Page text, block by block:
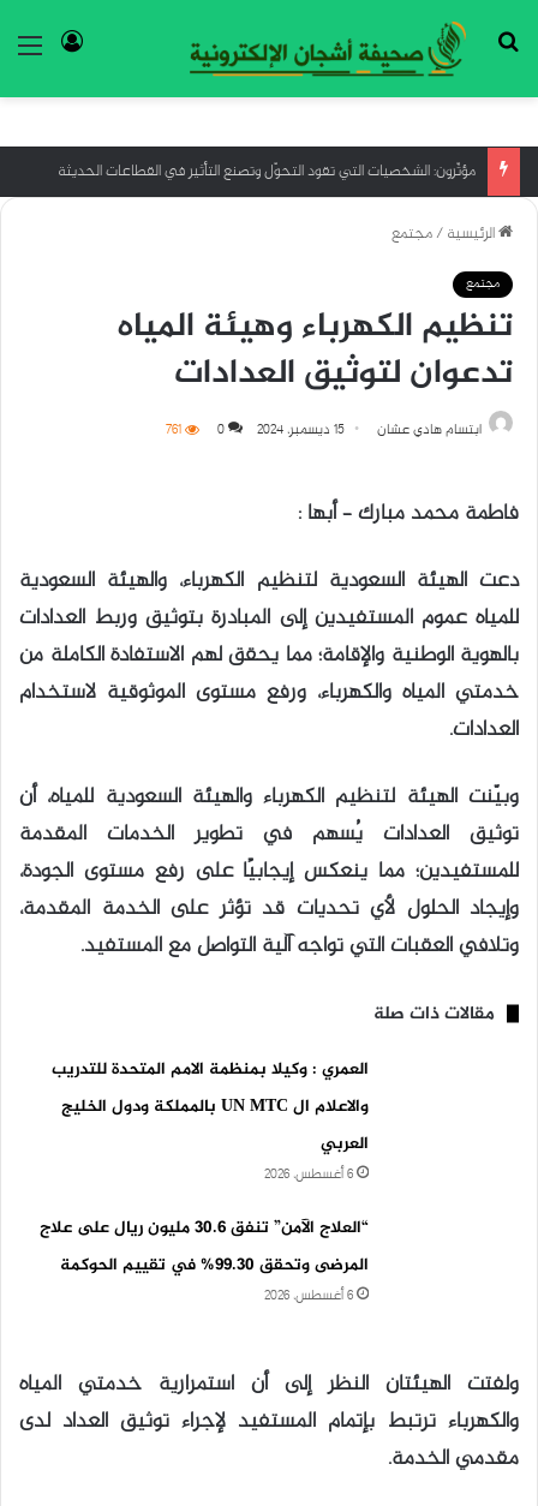
بحث عن
مؤثّرون: الشخصيات التي تقود التحوّل وتصنع التأثير في القطاعات الحديثة
الرئيسية/مجتمع
مجتمع
تنظيم الكهرباء وهيئة المياه
تدعوان لتوثيق العدادات
ابتسام هادي عشان 15 ديسمبر، 2024 0
761
فاطمة محمد مبارك – أبها :
دعت الهيئة السعودية لتنظيم الكهرباء، والهيئة السعودية
للمياه عموم المستفيدين إلى المبادرة بتوثيق وربط العدادات
بالهوية الوطنية والإقامة؛ مما يحقق لهم الاستفادة الكاملة من
خدمتي المياه والكهرباء، ورفع مستوى الموثوقية لاستخدام
العدادات.
وبيّنت الهيئة لتنظيم الكهرباء والهيئة السعودية للمياه، أن
توثيق العدادات يُسهم في تطوير الخدمات المقدمة
للمستفيدين؛ مما ينعكس إيجابيًا على رفع مستوى الجودة،
وإيجاد الحلول لأي تحديات قد تؤثر على الخدمة المقدمة،
وتلافي العقبات التي تواجه آلية التواصل مع المستفيد.
مقالات ذات صلة
العمري : وكيلا بمنظمة الامم المتحدة للتدريب
والاعلام ال UN MTC بالمملكة ودول الخليج
العربي
6 أغسطس، 2026
“العلاج الآمن” تنفق 30.6 مليون ريال على علاج
المرضى وتحقق 99.30% في تقييم الحوكمة
6 أغسطس، 2026
ولفتت الهيئتان النظر إلى أن استمرارية خدمتي المياه
والكهرباء ترتبط بإتمام المستفيد لإجراء توثيق العداد لدى
مقدمي الخدمة.